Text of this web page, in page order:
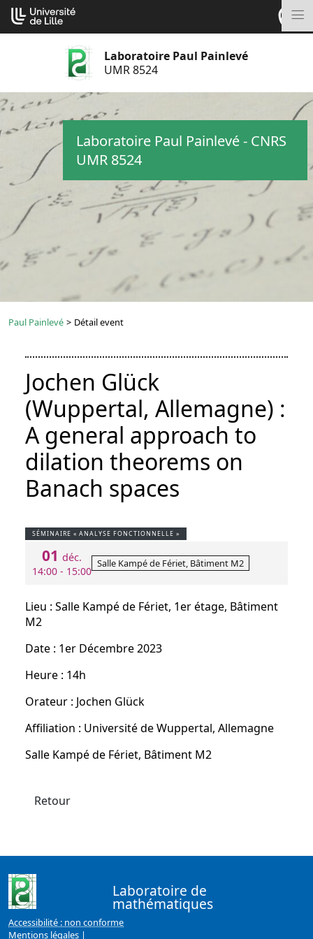
Aller
au
contenu
Laboratoire Paul Painlevé
UMR 8524
Laboratoire Paul Painlevé - CNRS
UMR 8524
Paul Painlevé > Détail event
Jochen Glück
(Wuppertal, Allemagne) :
A general approach to
dilation theorems on
Banach spaces
SÉMINAIRE « ANALYSE FONCTIONNELLE »
01 déc.
14:00 - 15:00
Salle Kampé de Fériet, Bâtiment M2
Lieu : Salle Kampé de Fériet, 1er étage, Bâtiment
M2
Date : 1er Décembre 2023
Heure : 14h
Orateur : Jochen Glück
Affiliation : Université de Wuppertal, Allemagne
Salle Kampé de Fériet, Bâtiment M2
Retour
Laboratoire de
mathématiques
Accessibilité : non conforme
Mentions légales |
Cookies management panel